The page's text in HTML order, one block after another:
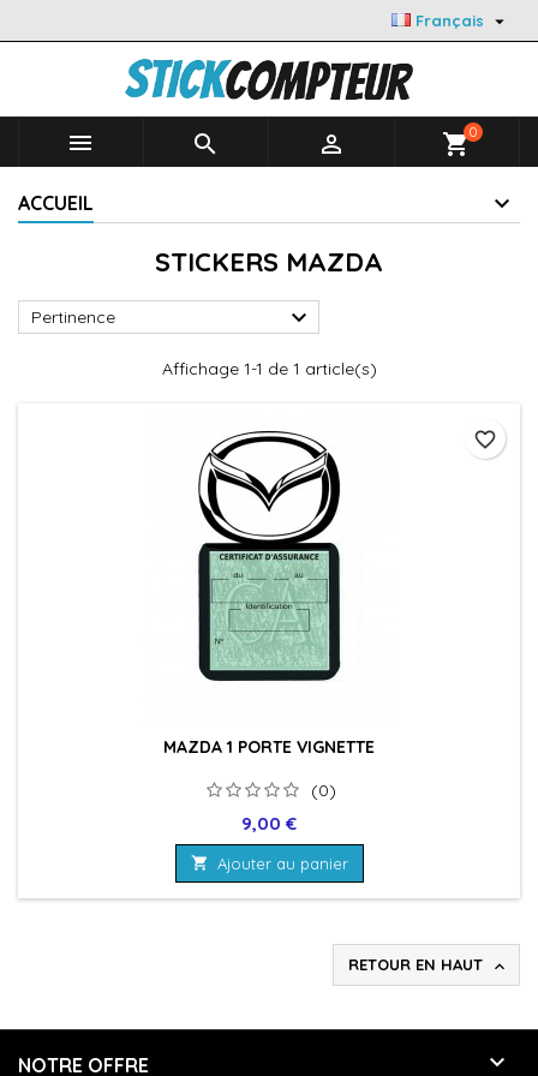
Français 
   shopping_cart0
ACCUEIL
STICKERS MAZDA
Pertinence 
Affichage 1-1 de 1 article(s)
MAZDA 1 PORTE VIGNETTE
(0)
Prix
9,00 €
 Ajouter au panier
favorite_border
RETOUR EN HAUT 
NOTRE OFFRE 